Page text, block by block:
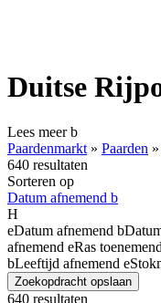
Duitse
Lees meerb
Paardenmarkt » Paarden »
640 resultaten
Sorteren op
Datum afnemend b
H
eDatum afnemend b
afnemend eRas toenemend
bLeeftijd afnemend e
Zoekopdracht opslaan
640 resultaten